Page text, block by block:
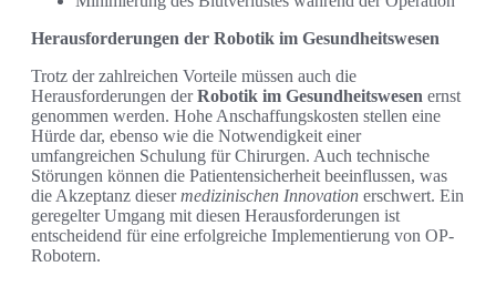
Herausforderungen der Robotik im Gesundheitswesen
Trotz der zahlreichen Vorteile müssen auch die
Herausforderungen derRobotik im Gesundheitswesen ernst
genommen werden. Hohe Anschaffungskosten stellen eine
Hürde dar, ebenso wie die Notwendigkeit einer
umfangreichen Schulung für Chirurgen. Auch technische
Störungen können die Patientensicherheit beeinflussen, was
die Akzeptanz diesermedizinischen Innovation erschwert. Ein
geregelter Umgang mit diesen Herausforderungen ist
entscheidend für eine erfolgreiche Implementierung von OP-
Robotern.